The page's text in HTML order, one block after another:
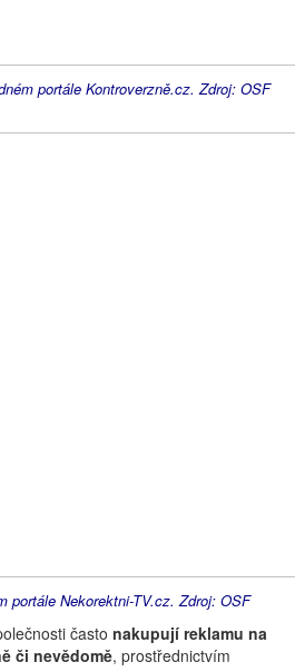
portále Kontroverzně.cz. Zdroj: OSF
portále Nekorektni-TV.cz. Zdroj: OSF
často nakupují reklamu na
či nevědomě, prostřednictvím